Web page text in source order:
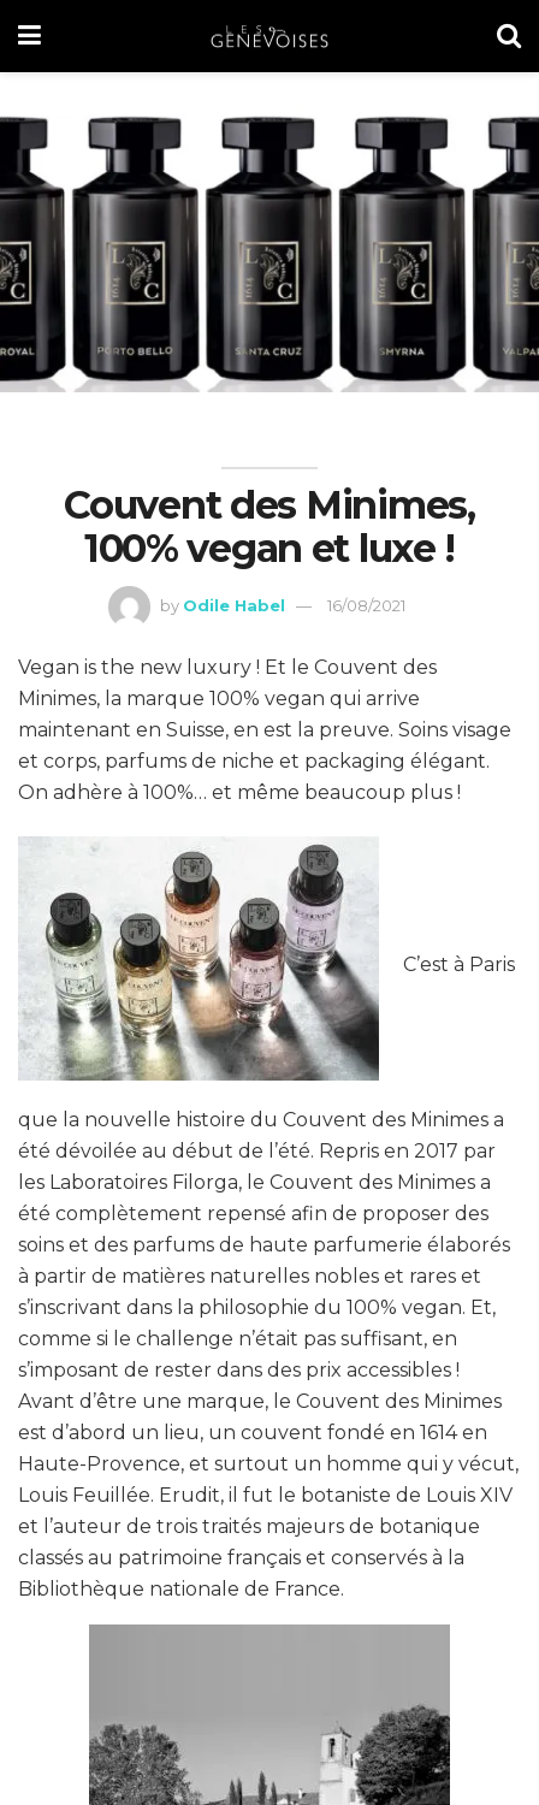
Couvent des Minimes,
100% vegan et luxe !
by Odile Habel 16/08/2021
Vegan is the new luxury ! Et le Couvent des
Minimes, la marque 100% vegan qui arrive
maintenant en Suisse, en est la preuve. Soins visage
et corps, parfums de niche et packaging élégant.
On adhère à 100%… et même beaucoup plus !
C’est à Paris
que la nouvelle histoire du Couvent des Minimes a
été dévoilée au début de l’été. Repris en 2017 par
les Laboratoires Filorga, le Couvent des Minimes a
été complètement repensé afin de proposer des
soins et des parfums de haute parfumerie élaborés
à partir de matières naturelles nobles et rares et
s’inscrivant dans la philosophie du 100% vegan. Et,
comme si le challenge n’était pas suffisant, en
s’imposant de rester dans des prix accessibles !
Avant d’être une marque, le Couvent des Minimes
est d’abord un lieu, un couvent fondé en 1614 en
Haute-Provence, et surtout un homme qui y vécut,
Louis Feuillée. Erudit, il fut le botaniste de Louis XIV
et l’auteur de trois traités majeurs de botanique
classés au patrimoine français et conservés à la
Bibliothèque nationale de France.